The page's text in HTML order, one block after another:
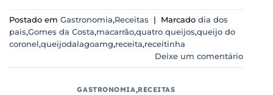
Postado em Gastronomia,Receitas | Marcado dia dos
pais,Gomes da Costa,macarrão,quatro queijos,queijo do
coronel,queijodalagoamg,receita,receitinha
Deixe um comentário
GASTRONOMIA,RECEITAS